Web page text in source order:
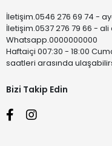
İletişim.0546 276 69 74 -
İletişim.0537 276 79 66 -
Whatsapp.0000000000
Haftaiçi 007:30 - 18:00
saatleri arasında
Bizi Takip Edin